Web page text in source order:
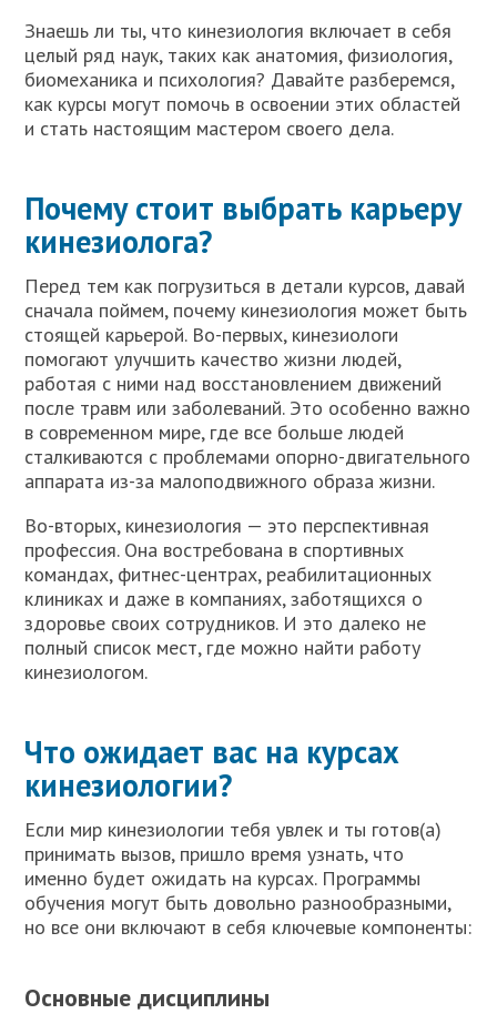
Знаешь ли ты, что кинезиология включает в себя
целый ряд наук, таких как анатомия, физиология,
биомеханика и психология? Давайте разберемся,
как курсы могут помочь в освоении этих областей
и стать настоящим мастером своего дела.
Почему стоит выбрать карьеру
кинезиолога?
Перед тем как погрузиться в детали курсов, давай
сначала поймем, почему кинезиология может быть
стоящей карьерой. Во-первых, кинезиологи
помогают улучшить качество жизни людей,
работая с ними над восстановлением движений
после травм или заболеваний. Это особенно важно
в современном мире, где все больше людей
сталкиваются с проблемами опорно-двигательного
аппарата из-за малоподвижного образа жизни.
Во-вторых, кинезиология — это перспективная
профессия. Она востребована в спортивных
командах, фитнес-центрах, реабилитационных
клиниках и даже в компаниях, заботящихся о
здоровье своих сотрудников. И это далеко не
полный список мест, где можно найти работу
кинезиологом.
Что ожидает вас на курсах
кинезиологии?
Если мир кинезиологии тебя увлек и ты готов(а)
принимать вызов, пришло время узнать, что
именно будет ожидать на курсах. Программы
обучения могут быть довольно разнообразными,
но все они включают в себя ключевые компоненты:
Основные дисциплины